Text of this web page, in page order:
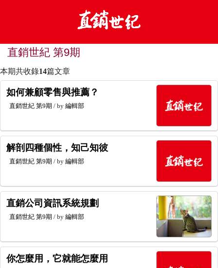
直銷世紀 第9期
本期共收錄14篇文章
如何兼顧零售與推薦？
直銷世紀 第9期 / by 編輯部
解剖四種個性，知己知彼
直銷世紀 第9期 / by 編輯部
直銷公司資訊系統規劃
直銷世紀 第9期 / by 編輯部
你怎麼用，它就能怎麼用